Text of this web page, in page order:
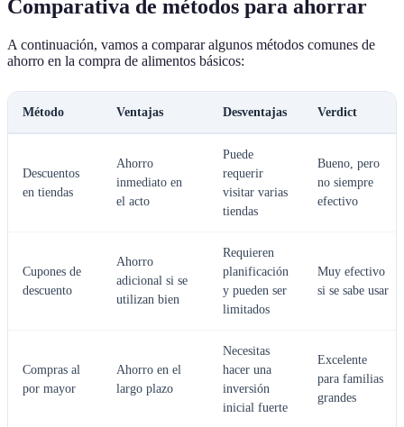
Comparativa de métodos para ahorrar
A continuación, vamos a comparar algunos métodos comunes de
ahorro en la compra de alimentos básicos:
Método Ventajas Desventajas Verdict
Descuentos
en tiendas
Ahorro
inmediato en
el acto
Puede
requerir
visitar varias
tiendas
Bueno, pero
no siempre
efectivo
Cupones de
descuento
Ahorro
adicional si se
utilizan bien
Requieren
planificación
y pueden ser
limitados
Muy efectivo
si se sabe usar
Compras al
por mayor
Ahorro en el
largo plazo
Necesitas
hacer una
inversión
inicial fuerte
Excelente
para familias
grandes